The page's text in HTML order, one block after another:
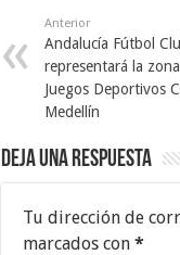
Anterior
Andalucía Fútbol
representará la
Juegos Deportivos
Medellín
Deja una respuesta
Tu dirección de
marcados con *